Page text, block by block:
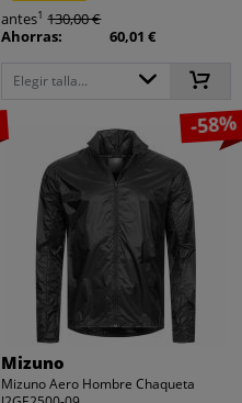
antes1 130,00 €
Ahorras:
60,01 €
Elegir talla...
-58%
Mizuno
Mizuno Aero Hombre Chaqueta